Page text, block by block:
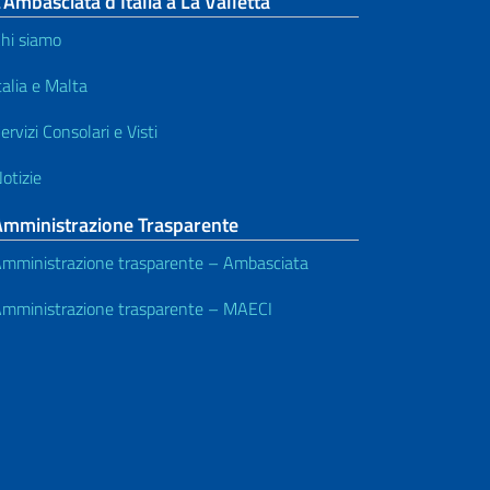
siamo
e Malta
Consolari e Visti
Trasparente
trasparente – Ambasciata
trasparente – MAECI